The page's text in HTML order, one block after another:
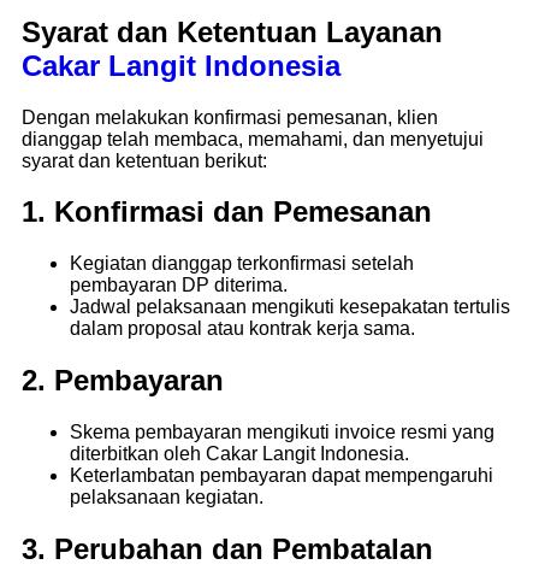
Syarat dan Ketentuan Layanan
Cakar Langit Indonesia
Dengan melakukan konfirmasi pemesanan, klien
dianggap telah membaca, memahami, dan menyetujui
syarat dan ketentuan berikut:
1. Konfirmasi dan Pemesanan
Kegiatan dianggap terkonfirmasi setelah
pembayaran DP diterima.
Jadwal pelaksanaan mengikuti kesepakatan tertulis
dalam proposal atau kontrak kerja sama.
2. Pembayaran
Skema pembayaran mengikuti invoice resmi yang
diterbitkan oleh Cakar Langit Indonesia.
Keterlambatan pembayaran dapat mempengaruhi
pelaksanaan kegiatan.
3. Perubahan dan Pembatalan